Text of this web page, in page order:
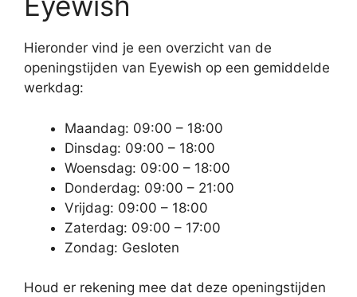
Hieronder vind je een overzicht van de
openingstijden van Eyewish op een gemiddelde
werkdag:
Maandag: 09:00 – 18:00
Dinsdag: 09:00 – 18:00
Woensdag: 09:00 – 18:00
Donderdag: 09:00 – 21:00
Vrijdag: 09:00 – 18:00
Zaterdag: 09:00 – 17:00
Zondag: Gesloten
Houd er rekening mee dat deze openingstijden